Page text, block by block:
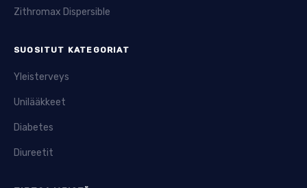
Zithromax Dispersible
SUOSITUT KATEGORIAT
Yleisterveys
Unilääkkeet
Diabetes
Diureetit